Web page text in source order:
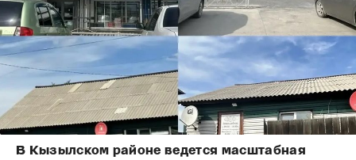
В Кызылском районе ведется масштабная